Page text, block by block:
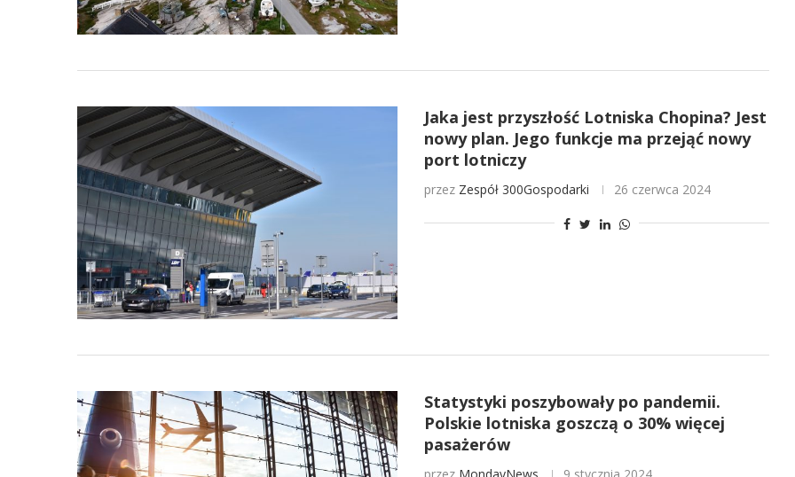
Jaka jest przyszłość Lotniska Chopina? Jest
nowy plan. Jego funkcje ma przejąć nowy
port lotniczy
przez Zespół 300Gospodarki 26 czerwca 2024
Statystyki poszybowały po pandemii.
Polskie lotniska goszczą o 30% więcej
pasażerów